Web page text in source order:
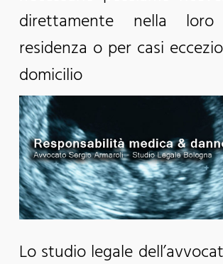
direttamente nella
residenza o per casi
domicilio
Lo studio legale